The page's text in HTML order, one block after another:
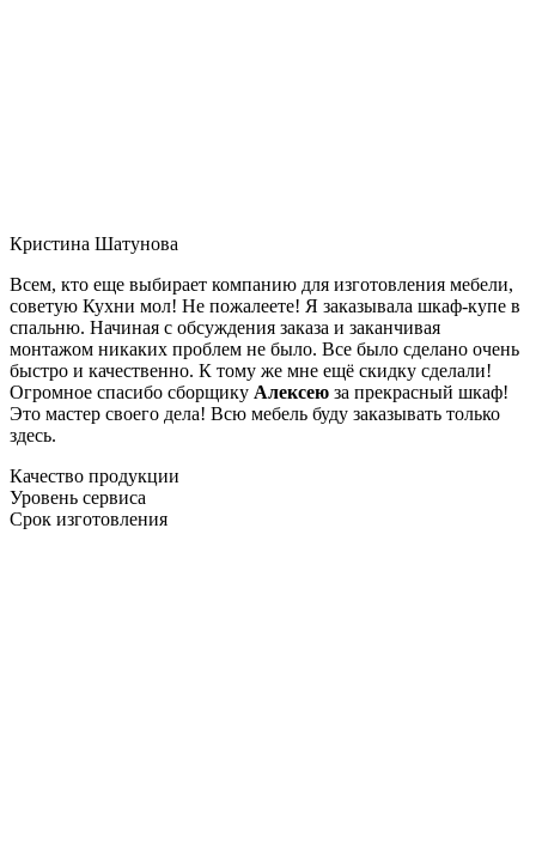
Кристина Шатунова
Всем, кто еще выбирает компанию для изготовления мебели,
советую Кухни мол! Не пожалеете! Я заказывала шкаф-купе в
спальню. Начиная с обсуждения заказа и заканчивая
монтажом никаких проблем не было. Все было сделано очень
быстро и качественно. К тому же мне ещё скидку сделали!
Огромное спасибо сборщику Алексею за прекрасный шкаф!
Это мастер своего дела! Всю мебель буду заказывать только
здесь.
Качество продукции
Уровень сервиса
Срок изготовления